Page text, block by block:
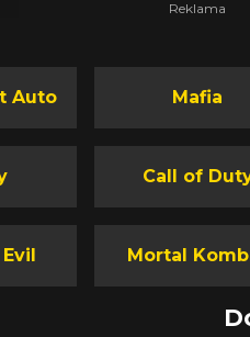
Auto Mafia
Call of
Mortal